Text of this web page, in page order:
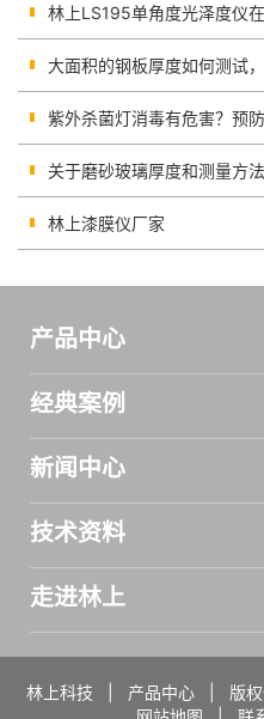
探头
林上LS195单角度光泽度仪
大面积的钢板厚度如何测试
紫外杀菌灯消毒有危害？预
关于磨砂玻璃厚度和测量方
林上漆膜仪厂家
产品中心
经典案例
新闻中心
技术资料
走进林上
林上科技 产品中心| 版